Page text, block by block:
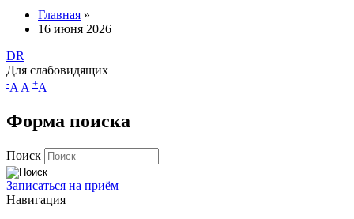
Главная »
16 июня 2026
DR
Для слабовидящих
-A A +A
Форма поиска
Поиск
Записаться на приём
Навигация